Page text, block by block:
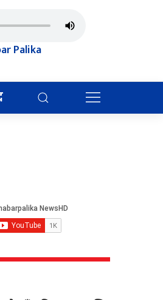
Palika